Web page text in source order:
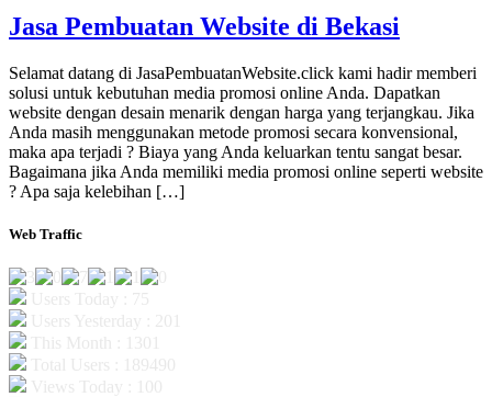
Jasa Pembuatan Website di Bekasi
Selamat datang di JasaPembuatanWebsite.click kami hadir memberi
solusi untuk kebutuhan media promosi online Anda. Dapatkan
website dengan desain menarik dengan harga yang terjangkau. Jika
Anda masih menggunakan metode promosi secara konvensional,
maka apa terjadi ? Biaya yang Anda keluarkan tentu sangat besar.
Bagaimana jika Anda memiliki media promosi online seperti website
? Apa saja kelebihan […]
Web Traffic